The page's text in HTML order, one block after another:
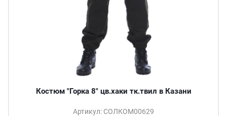
Костюм "Горка 8" цв.хаки тк.твил в Казани
Артикул: СОЛКОМ00629